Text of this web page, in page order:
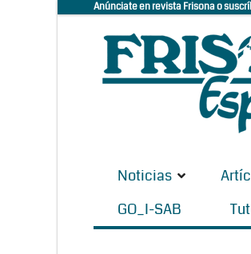
Anúnciate en revista Frisona o
Noticias
GO_I-SAB